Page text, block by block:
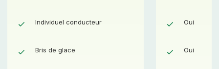
Individuel conducteur
Bris de glace
Oui
Oui
Oui
Oui